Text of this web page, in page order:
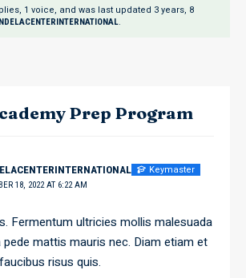
1 voice, and was last updated 3 years, 8
.
Prep Program
Keymaster
18, 2022 AT 6:22 AM
Fermentum ultricies mollis malesuada
mattis mauris nec. Diam etiam et
risus quis.